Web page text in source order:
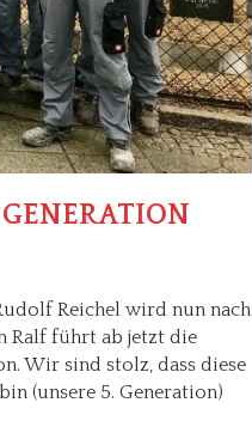
Reichel wird nun nach
Ralf führt ab jetzt die
Wir sind stolz, dass diese
(unsere 5. Generation)